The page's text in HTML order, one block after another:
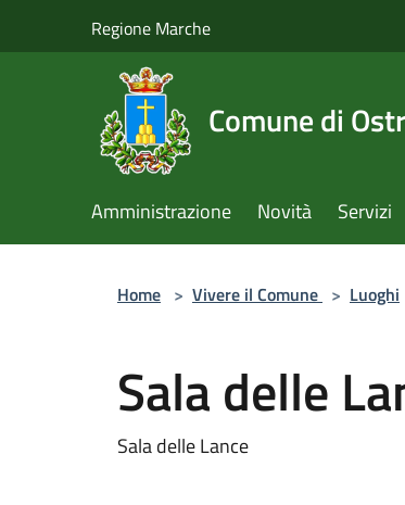
Regione Marche
Comune di
Amministrazione Novità Servizi
Home > Vivere il Comune > Luoghi
Sala delle
Sala delle Lance